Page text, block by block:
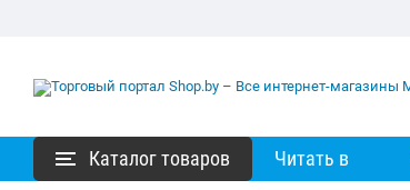
Каталог товаров Читать в